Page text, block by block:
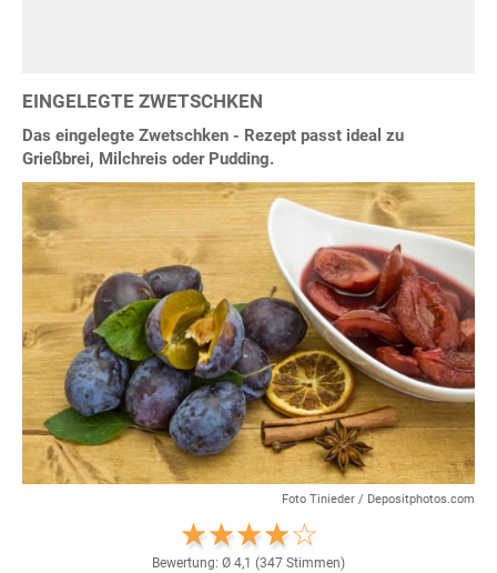
EINGELEGTE ZWETSCHKEN
Das eingelegte Zwetschken - Rezept passt ideal zu
Grießbrei, Milchreis oder Pudding.
Foto Tinieder / Depositphotos.com
Bewertung: Ø 4,1 (347 Stimmen)